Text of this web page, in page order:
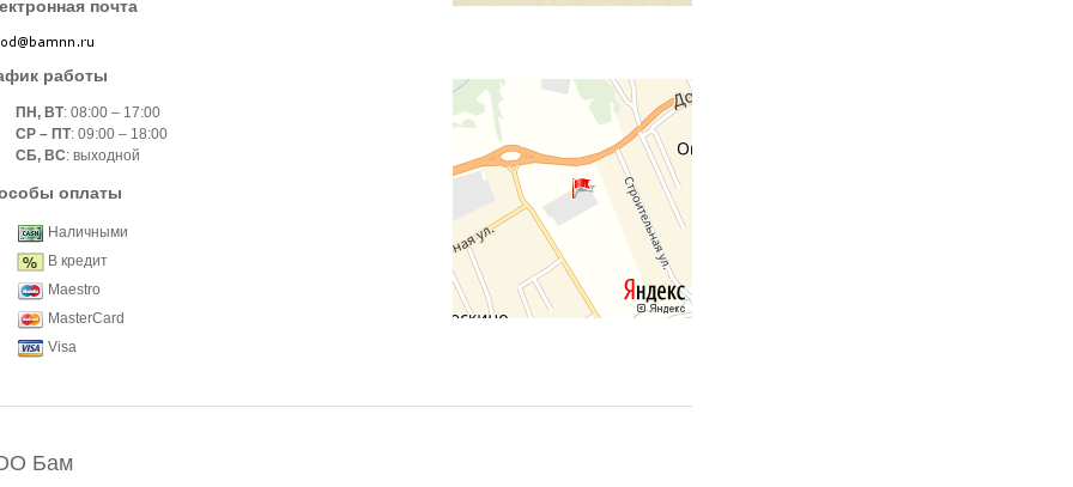
почта
работы
ПН, ВТ: 08:00 – 17:00
СР – ПТ: 09:00 – 18:00
СБ, ВС: выходной
оплаты
Наличными
В кредит
Maestro
MasterCard
Visa
Бам